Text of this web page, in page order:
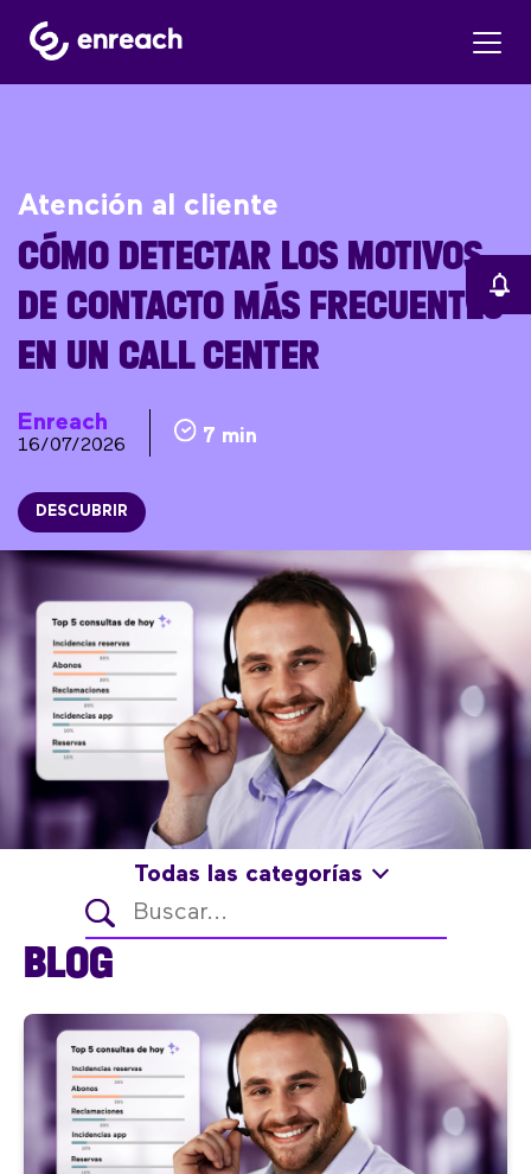
Atención al cliente
CÓMO DETECTAR LOS MOTIVOS
DE CONTACTO MÁS FRECUENTES
EN UN CALL CENTER
Enreach
16/07/2026 7 min
DESCUBRIR
Todas las categorías
BLOG